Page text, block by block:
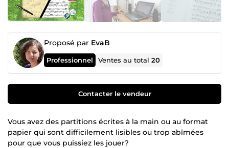
Proposé par EvaB
Professionnel Ventes au total20
Contacter le vendeur
Vous avez des partitions écrites à la main ou au format
papier qui sont difficilement lisibles ou trop abîmées
pour que vous puissiez les jouer?